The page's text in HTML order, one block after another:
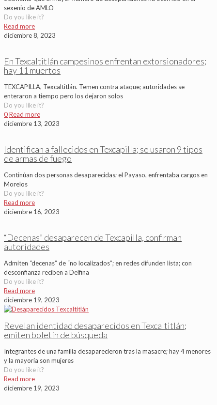
sexenio de AMLO
Do you like it?
Read more
diciembre 8, 2023
En Texcaltitlán campesinos enfrentan extorsionadores;
hay 11 muertos
TEXCAPILLA, Texcaltitlán. Temen contra ataque; autoridades se
enteraron a tiempo pero los dejaron solos
Do you like it?
0Read more
diciembre 13, 2023
Identifican a fallecidos en Texcapilla; se usaron 9 tipos
de armas de fuego
Continúan dos personas desaparecidas; el Payaso, enfrentaba cargos en
Morelos
Do you like it?
Read more
diciembre 16, 2023
“Decenas” desaparecen de Texcapilla, confirman
autoridades
Admiten “decenas” de “no localizados”; en redes difunden lista; con
desconfianza reciben a Delfina
Do you like it?
Read more
diciembre 19, 2023
Revelan identidad desaparecidos en Texcaltitlán;
emiten boletín de búsqueda
Integrantes de una familia desaparecieron tras la masacre; hay 4 menores
y la mayoría son mujeres
Do you like it?
Read more
diciembre 19, 2023